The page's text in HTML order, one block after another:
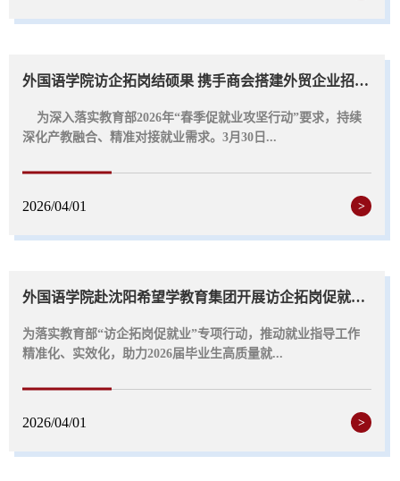
外国语学院访企拓岗结硕果 携手商会搭建外贸企业招聘平台
为深入落实教育部2026年“春季促就业攻坚行动”要求，持续
深化产教融合、精准对接就业需求。3月30日...
2026/04/01 >
外国语学院赴沈阳希望学教育集团开展访企拓岗促就业活动
为落实教育部“访企拓岗促就业”专项行动，推动就业指导工作
精准化、实效化，助力2026届毕业生高质量就...
2026/04/01 >